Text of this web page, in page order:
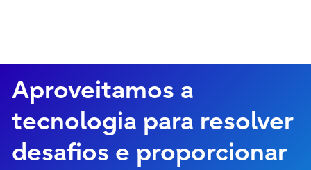
Aproveitamos a
tecnologia para resolver
desafios e proporcionar